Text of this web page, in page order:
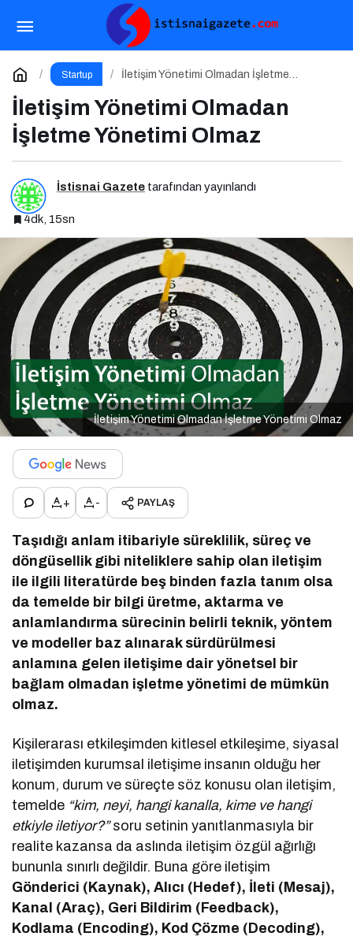
Startup
İletişim Yönetimi Olmadan İşletme
İletişim Yönetimi Olmadan
İşletme Yönetimi Olmaz
İstisnai Gazete tarafından yayınlandı
4dk, 15sn
İletişim Yönetimi Olmadan İşletme Yönetimi Olmaz
+ - PAYLAŞ
Taşıdığı anlam itibariyle süreklilik, süreç ve
döngüsellik gibi niteliklere sahip olan iletişim
ile ilgili literatürde beş binden fazla tanım olsa
da temelde bir bilgi üretme, aktarma ve
anlamlandırma sürecinin belirli teknik, yöntem
ve modeller baz alınarak sürdürülmesi
anlamına gelen iletişime dair yönetsel bir
bağlam olmadan işletme yönetimi de mümkün
olmaz.
Kişilerarası etkileşimden kitlesel etkileşime, siyasal
iletişimden kurumsal iletişime insanın olduğu her
konum, durum ve süreçte söz konusu olan iletişim,
temelde “kim, neyi, hangi kanalla, kime ve hangi
etkiyle iletiyor?”soru setinin yanıtlanmasıyla bir
realite kazansa da aslında iletişim özgül ağırlığı
bununla sınırlı değildir. Buna göre iletişim
Gönderici (Kaynak), Alıcı (Hedef), İleti (Mesaj),
Kanal (Araç), Geri Bildirim (Feedback),
Kodlama (Encoding), Kod Çözme (Decoding),
Atak Zirve 2025 İçin Geri Sayım!
Yorum Yap